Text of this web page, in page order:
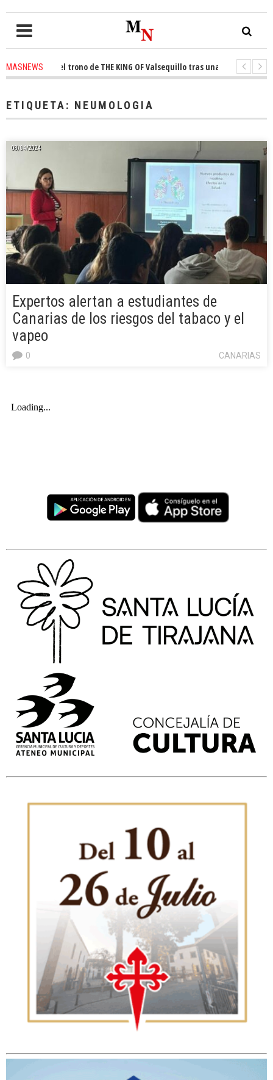
MASNEWSel trono de THE KING OF Valsequillo tras una jornada de
ETIQUETA: NEUMOLOGIA
08/04/2024
Expertos alertan a estudiantes de
Canarias de los riesgos del tabaco y el
vapeo
CANARIAS
0